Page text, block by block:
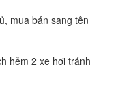
mua bán sang tên
hẻm 2 xe hơi tránh